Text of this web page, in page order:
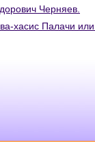
Черняев.
хасис Палачи